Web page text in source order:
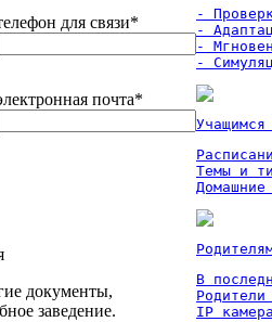
для связи*
почта*
документы,
заведение.
-
-
-
-
Темы и
Домашние
В
IP